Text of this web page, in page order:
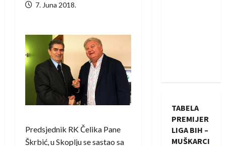
7. Juna 2018.
Predsjednik RK Čelika Pane
Škrbić, u Skoplju se sastao sa
TABELA
PREMIJER
LIGA BIH –
MUŠKARCI